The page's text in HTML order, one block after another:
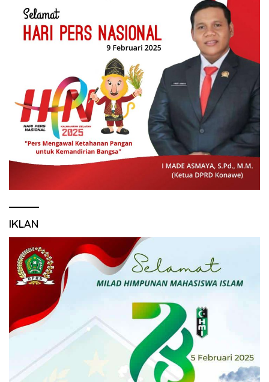
IKLAN